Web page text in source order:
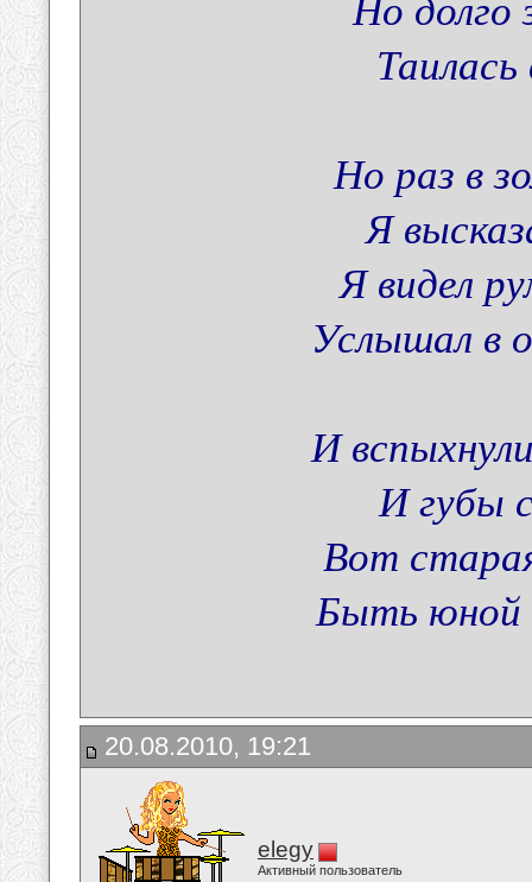
Но раз в
Я
Я видел
Услышал в
И
И губы
Вот
Быть юной
20.08.2010, 19:21
elegy
Активный пользователь